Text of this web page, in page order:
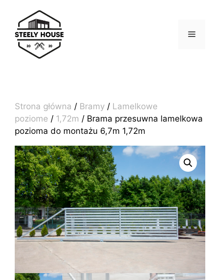
treści
MENU
Strona główna / Bramy / Lamelkowe
poziome / 1,72m / Brama przesuwna lamelkowa
pozioma do montażu 6,7m 1,72m